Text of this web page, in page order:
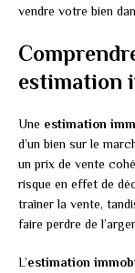
vendre votre bien
estimation
Une estimation
d’un bien sur le
un prix de vente
risque en effet de
traîner la vente,
faire perdre de
L’estimation